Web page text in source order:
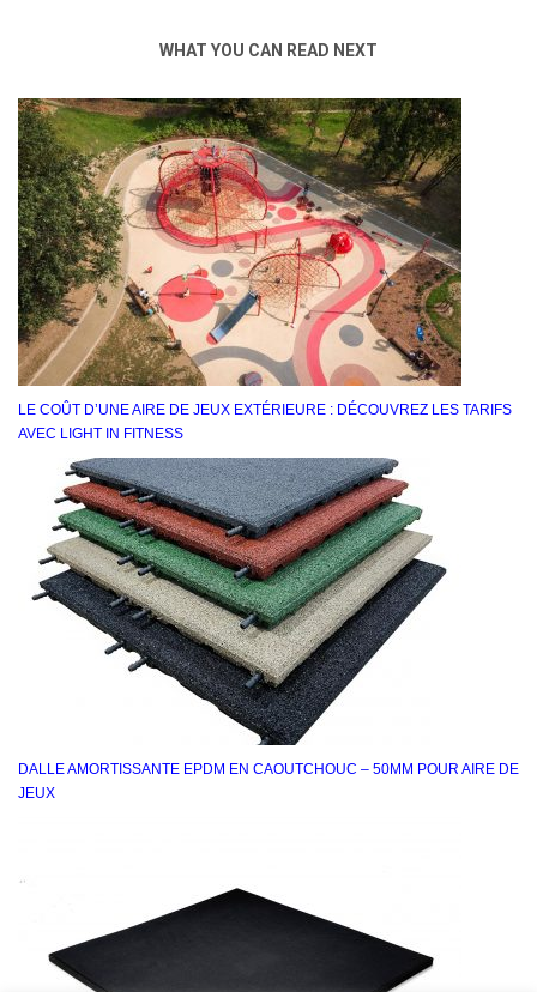
WHAT YOU CAN READ NEXT
LE COÛT D’UNE AIRE DE JEUX EXTÉRIEURE : DÉCOUVREZ LES TARIFS
AVEC LIGHT IN FITNESS
DALLE AMORTISSANTE EPDM EN CAOUTCHOUC – 50MM POUR AIRE DE
JEUX